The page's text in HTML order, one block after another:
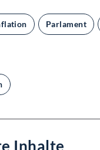
Parlament
Inhalte